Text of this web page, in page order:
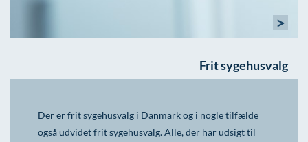
>
Frit sygehusvalg
Der er frit sygehusvalg i Danmark og i nogle tilfælde
også udvidet frit sygehusvalg. Alle, der har udsigt til